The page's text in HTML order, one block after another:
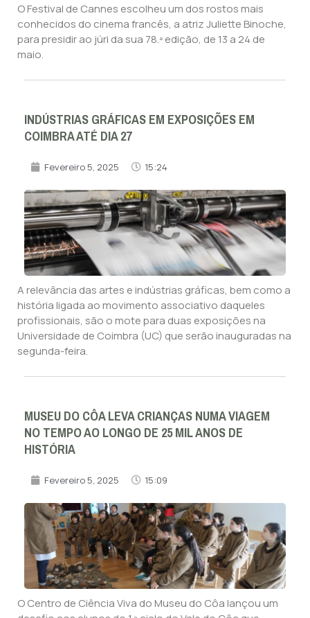
O Festival de Cannes escolheu um dos rostos mais
conhecidos do cinema francês, a atriz Juliette Binoche,
para presidir ao júri da sua 78.ª edição, de 13 a 24 de
maio.
INDÚSTRIAS GRÁFICAS EM EXPOSIÇÕES EM
COIMBRA ATÉ DIA 27
Fevereiro 5, 2025 15:24
A relevância das artes e indústrias gráficas, bem como a
história ligada ao movimento associativo daqueles
profissionais, são o mote para duas exposições na
Universidade de Coimbra (UC) que serão inauguradas na
segunda-feira.
MUSEU DO CÔA LEVA CRIANÇAS NUMA VIAGEM
NO TEMPO AO LONGO DE 25 MIL ANOS DE
HISTÓRIA
Fevereiro 5, 2025 15:09
O Centro de Ciência Viva do Museu do Côa lançou um